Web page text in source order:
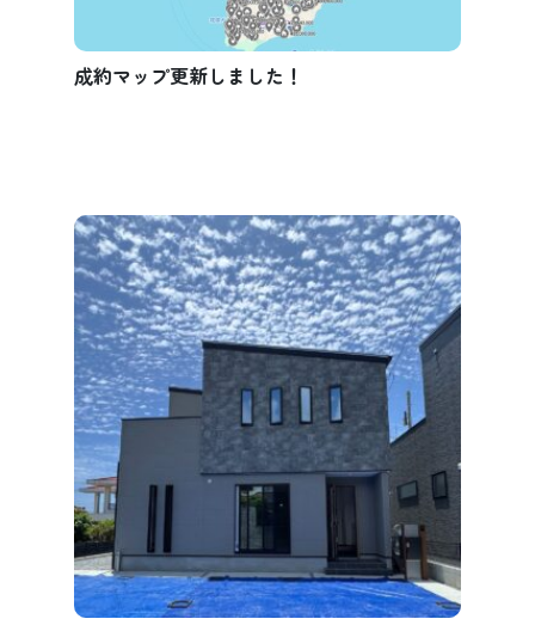
成約マップ更新しました！